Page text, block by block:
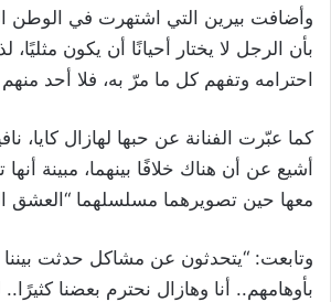
وأضافت بيرين التي اشتهرت في الوطن
بأن الرجل لا يختار أحيانًا أن يكون
احترامه وتفهم كل ما مرّ به، فلا أحد منهم
كما عبّرت الفنانة عن حبها لهازال كايا،
أشيع عن أن هناك خلافًا بينهما، مبينة أنها
معها حين تصويرهما مسلسلهما “العشق
وتابعت: “يتحدثون عن مشاكل حدثت
بأوهامهم.. أنا وهازال نحترم بعضنا